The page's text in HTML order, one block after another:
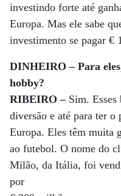
investindo forte até
Europa. Mas ele sabe
investimento se pagar €
DINHEIRO – Para
hobby?
RIBEIRO – Sim.
diversão e até para ter
Europa. Eles têm muita
ao futebol. O nome do
Milão, da Itália, foi
por